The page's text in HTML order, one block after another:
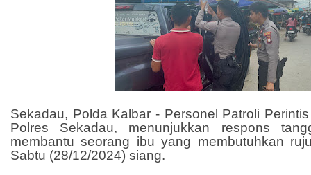
Sekadau, Polda Kalbar - Personel Patroli
Polres Sekadau, menunjukkan respons
membantu seorang ibu yang membutuhkan
Sabtu (28/12/2024) siang.